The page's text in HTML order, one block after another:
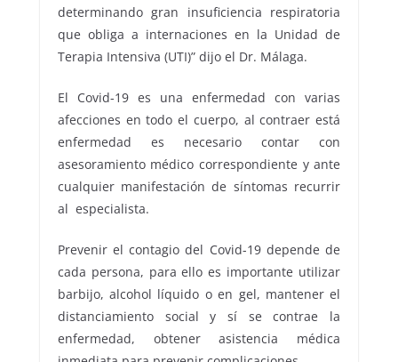
determinando gran insuficiencia respiratoria
que obliga a internaciones en la Unidad de
Terapia Intensiva (UTI)” dijo el Dr. Málaga.
El Covid-19 es una enfermedad con varias
afecciones en todo el cuerpo, al contraer está
enfermedad es necesario contar con
asesoramiento médico correspondiente y ante
cualquier manifestación de síntomas recurrir
al especialista.
Prevenir el contagio del Covid-19 depende de
cada persona, para ello es importante utilizar
barbijo, alcohol líquido o en gel, mantener el
distanciamiento social y sí se contrae la
enfermedad, obtener asistencia médica